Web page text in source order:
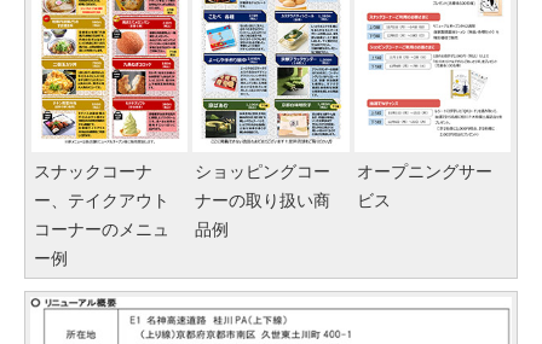
スナックコーナ
ー、テイクアウト
コーナーのメニュ
ー例
ショッピングコー
ナーの取り扱い商
品例
オープニングサー
ビス